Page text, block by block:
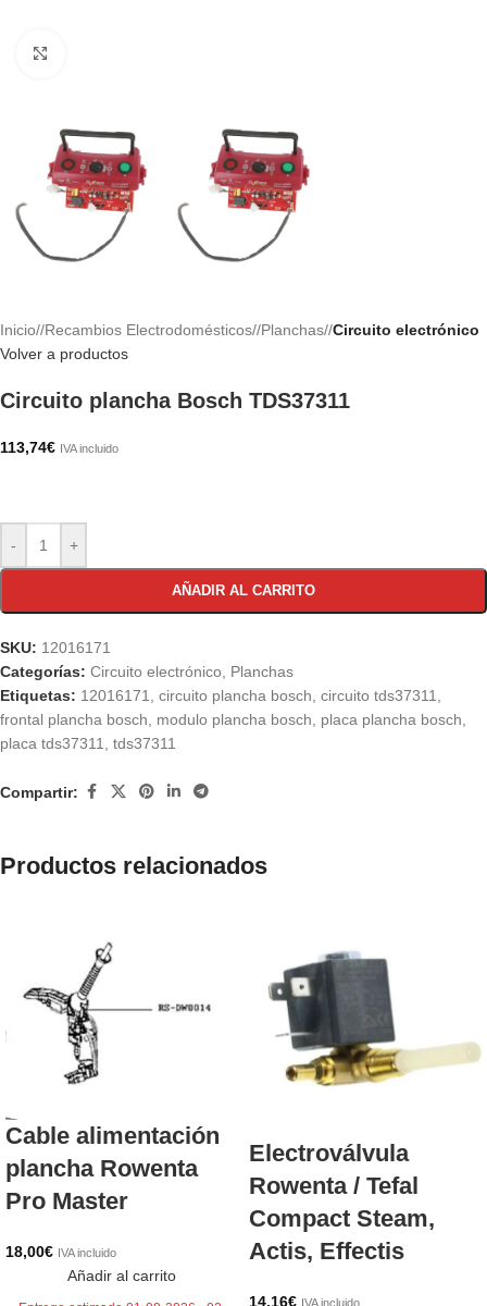
Inicio/ Recambios Electrodomésticos/ Planchas/ Circuito electrónico
Volver a productos
Circuito plancha Bosch TDS37311
113,74€ IVA incluido
- +
AÑADIR AL CARRITO
SKU: 12016171
Categorías: Circuito electrónico, Planchas
Etiquetas: 12016171, circuito plancha bosch, circuito tds37311,
frontal plancha bosch, modulo plancha bosch, placa plancha bosch,
placa tds37311, tds37311
Compartir:
Productos relacionados
Cable alimentación
plancha Rowenta
Pro Master
18,00€ IVA incluido
Añadir al carrito
Electroválvula
Rowenta / Tefal
Compact Steam,
Actis, Effectis
14,16€ IVA incluido